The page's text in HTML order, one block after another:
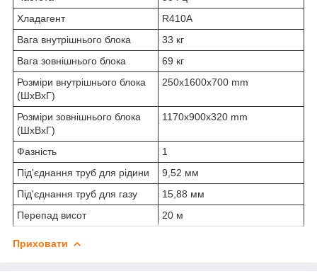
Хладагент
R410A
Вага внутрішнього блока
33 кг
Вага зовнішнього блока
69 кг
Розміри внутрішнього блока
(ШхВхГ)
250x1600x700 mm
Розміри зовнішнього блока
(ШxВxГ)
1170x900x320 mm
Фазність
1
Під'єднання труб для рідини
9,52 мм
Під'єднання труб для газу
15,88 мм
Перепад висот
20 м
Приховати